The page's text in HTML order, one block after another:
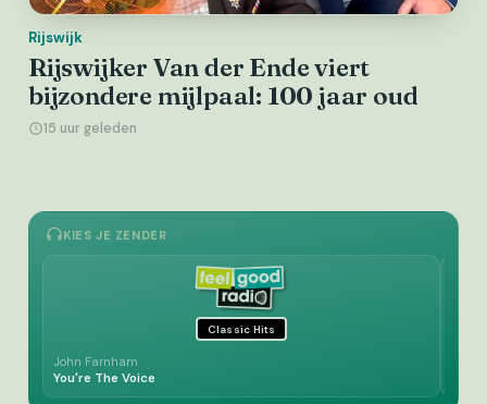
Rijswijk
Rijswijker Van der Ende viert
bijzondere mijlpaal: 100 jaar oud
15 uur geleden
KIES JE ZENDER
Classic Hits
John Farnham
You're The Voice